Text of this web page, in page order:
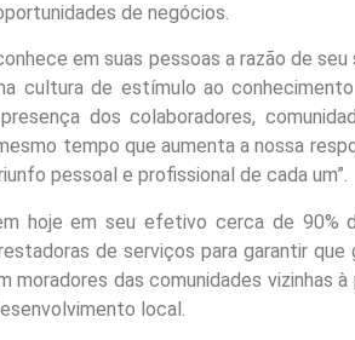
de negócios.
em suas pessoas a razão de
cultura de estímulo ao
presença dos colaboradores,
tempo que aumenta a nossa
pessoal e profissional de cada um”.
hoje em seu efetivo cerca de 90%
de serviços para garantir
moradores das comunidades vizinhas
local.